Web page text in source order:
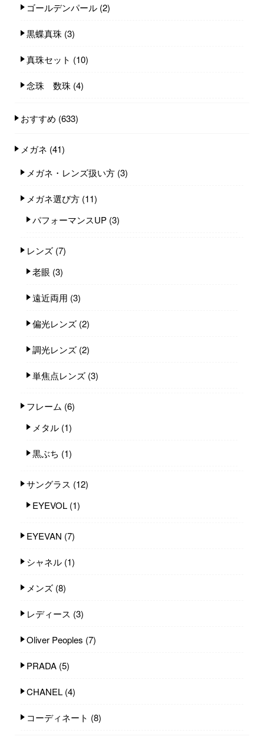
ゴールデンパール (2)
黒蝶真珠 (3)
真珠セット (10)
念珠 数珠 (4)
おすすめ (633)
メガネ (41)
メガネ・レンズ扱い方 (3)
メガネ選び方 (11)
パフォーマンスUP (3)
レンズ (7)
老眼 (3)
遠近両用 (3)
偏光レンズ (2)
調光レンズ (2)
単焦点レンズ (3)
フレーム (6)
メタル (1)
黒ぶち (1)
サングラス (12)
EYEVOL (1)
EYEVAN (7)
シャネル (1)
メンズ (8)
レディース (3)
Oliver Peoples (7)
PRADA (5)
CHANEL (4)
コーディネート (8)